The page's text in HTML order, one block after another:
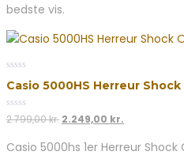
bedste vis.
out
5
Casio 5000HS Herreur
0
out
5
2.799,00kr. Den
pris
2.249,00 kr.
pris
Casio 5000hs 1er Herreur